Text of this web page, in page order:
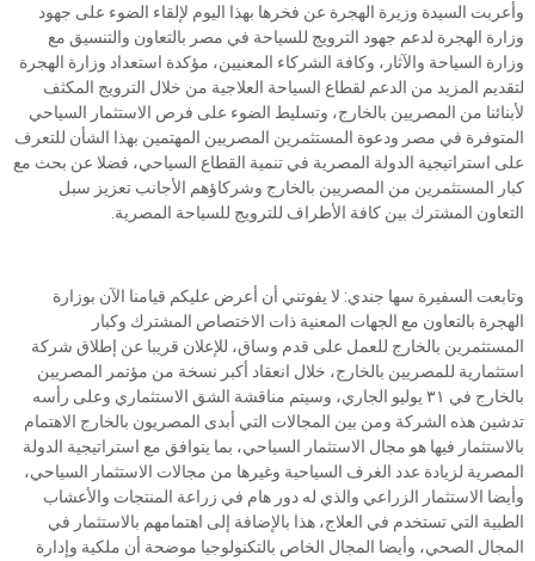
وأعربت السيدة وزيرة الهجرة عن فخرها بهذا اليوم لإلقاء الضوء على جهود
وزارة الهجرة لدعم جهود الترويج للسياحة في مصر بالتعاون والتنسيق مع
وزارة السياحة والآثار، وكافة الشركاء المعنيين، مؤكدة استعداد وزارة الهجرة
لتقديم المزيد من الدعم لقطاع السياحة العلاجية من خلال الترويج المكثف
لأبنائنا من المصريين بالخارج، وتسليط الضوء على فرص الاستثمار السياحي
المتوفرة في مصر ودعوة المستثمرين المصريين المهتمين بهذا الشأن للتعرف
على استراتيجية الدولة المصرية في تنمية القطاع السياحي، فضلا عن بحث مع
كبار المستثمرين من المصريين بالخارج وشركاؤهم الأجانب تعزيز سبل
التعاون المشترك بين كافة الأطراف للترويج للسياحة المصرية.
وتابعت السفيرة سها جندي: لا يفوتني أن أعرض عليكم قيامنا الآن بوزارة
الهجرة بالتعاون مع الجهات المعنية ذات الاختصاص المشترك وكبار
المستثمرين بالخارج للعمل على قدم وساق، للإعلان قريبا عن إطلاق شركة
استثمارية للمصريين بالخارج، خلال انعقاد أكبر نسخة من مؤتمر المصريين
بالخارج في ٣١ يوليو الجاري، وسيتم مناقشة الشق الاستثماري وعلى رأسه
تدشين هذه الشركة ومن بين المجالات التي أبدى المصريون بالخارج الاهتمام
بالاستثمار فيها هو مجال الاستثمار السياحي، بما يتوافق مع استراتيجية الدولة
المصرية لزيادة عدد الغرف السياحية وغيرها من مجالات الاستثمار السياحي،
وأيضا الاستثمار الزراعي والذي له دور هام في زراعة المنتجات والأعشاب
الطبية التي تستخدم في العلاج، هذا بالإضافة إلى اهتمامهم بالاستثمار في
المجال الصحي، وأيضا المجال الخاص بالتكنولوجيا موضحة أن ملكية وإدارة